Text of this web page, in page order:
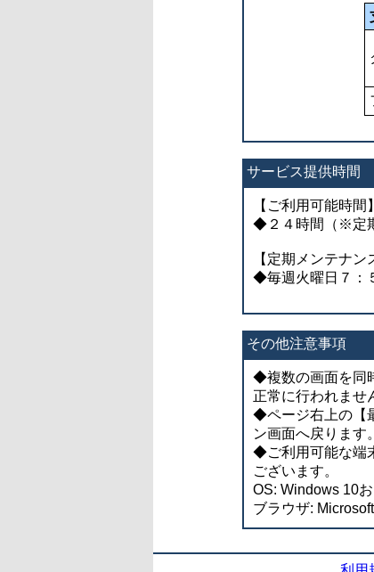
サービス提供時間
【ご利用可能時間】
◆２４時間（※定
【定期メンテナン
◆毎週火曜日７：
その他注意事項
◆複数の画面を同
正常に行われませ
◆ページ右上の【
ン画面へ戻ります。
◆ご利用可能な端
ございます。
OS: Windows 10
ブラウザ: